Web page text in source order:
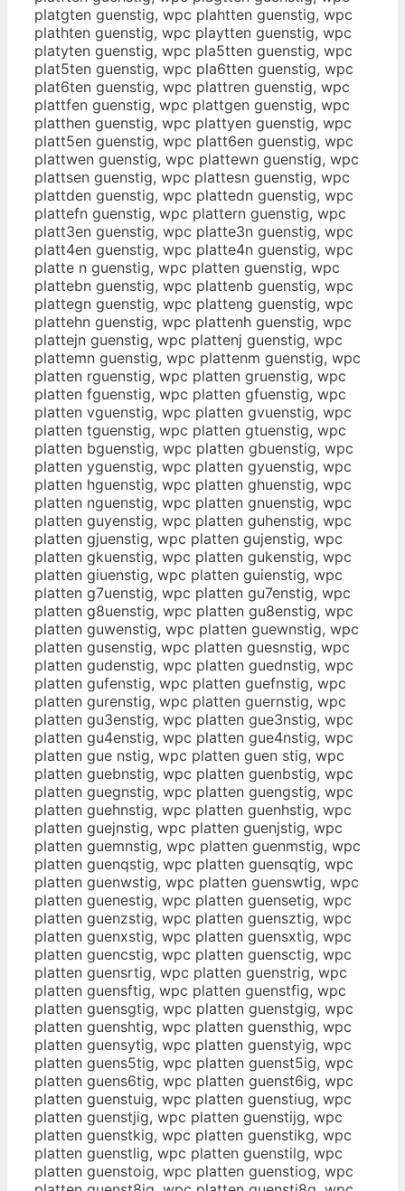
platgten guenstig, wpc plahtten guenstig, wpc
plathten guenstig, wpc playtten guenstig, wpc
platyten guenstig, wpc pla5tten guenstig, wpc
plat5ten guenstig, wpc pla6tten guenstig, wpc
plat6ten guenstig, wpc plattren guenstig, wpc
plattfen guenstig, wpc plattgen guenstig, wpc
platthen guenstig, wpc plattyen guenstig, wpc
platt5en guenstig, wpc platt6en guenstig, wpc
plattwen guenstig, wpc plattewn guenstig, wpc
plattsen guenstig, wpc plattesn guenstig, wpc
plattden guenstig, wpc plattedn guenstig, wpc
plattefn guenstig, wpc plattern guenstig, wpc
platt3en guenstig, wpc platte3n guenstig, wpc
platt4en guenstig, wpc platte4n guenstig, wpc
platte n guenstig, wpc platten guenstig, wpc
plattebn guenstig, wpc plattenb guenstig, wpc
plattegn guenstig, wpc platteng guenstig, wpc
plattehn guenstig, wpc plattenh guenstig, wpc
plattejn guenstig, wpc plattenj guenstig, wpc
plattemn guenstig, wpc plattenm guenstig, wpc
platten rguenstig, wpc platten gruenstig, wpc
platten fguenstig, wpc platten gfuenstig, wpc
platten vguenstig, wpc platten gvuenstig, wpc
platten tguenstig, wpc platten gtuenstig, wpc
platten bguenstig, wpc platten gbuenstig, wpc
platten yguenstig, wpc platten gyuenstig, wpc
platten hguenstig, wpc platten ghuenstig, wpc
platten nguenstig, wpc platten gnuenstig, wpc
platten guyenstig, wpc platten guhenstig, wpc
platten gjuenstig, wpc platten gujenstig, wpc
platten gkuenstig, wpc platten gukenstig, wpc
platten giuenstig, wpc platten guienstig, wpc
platten g7uenstig, wpc platten gu7enstig, wpc
platten g8uenstig, wpc platten gu8enstig, wpc
platten guwenstig, wpc platten guewnstig, wpc
platten gusenstig, wpc platten guesnstig, wpc
platten gudenstig, wpc platten guednstig, wpc
platten gufenstig, wpc platten guefnstig, wpc
platten gurenstig, wpc platten guernstig, wpc
platten gu3enstig, wpc platten gue3nstig, wpc
platten gu4enstig, wpc platten gue4nstig, wpc
platten gue nstig, wpc platten guen stig, wpc
platten guebnstig, wpc platten guenbstig, wpc
platten guegnstig, wpc platten guengstig, wpc
platten guehnstig, wpc platten guenhstig, wpc
platten guejnstig, wpc platten guenjstig, wpc
platten guemnstig, wpc platten guenmstig, wpc
platten guenqstig, wpc platten guensqtig, wpc
platten guenwstig, wpc platten guenswtig, wpc
platten guenestig, wpc platten guensetig, wpc
platten guenzstig, wpc platten guensztig, wpc
platten guenxstig, wpc platten guensxtig, wpc
platten guencstig, wpc platten guensctig, wpc
platten guensrtig, wpc platten guenstrig, wpc
platten guensftig, wpc platten guenstfig, wpc
platten guensgtig, wpc platten guenstgig, wpc
platten guenshtig, wpc platten guensthig, wpc
platten guensytig, wpc platten guenstyig, wpc
platten guens5tig, wpc platten guenst5ig, wpc
platten guens6tig, wpc platten guenst6ig, wpc
platten guenstuig, wpc platten guenstiug, wpc
platten guenstjig, wpc platten guenstijg, wpc
platten guenstkig, wpc platten guenstikg, wpc
platten guenstlig, wpc platten guenstilg, wpc
platten guenstoig, wpc platten guenstiog, wpc